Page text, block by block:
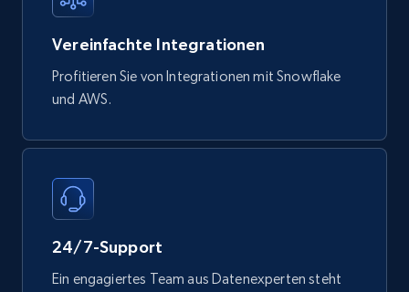
Mouser - Products
Product url, Category url, Mouser part num, Mfr
Manufacturer url, and more.
eCommerce
719+ 91+
Vereinfachte Integrationen
Profitieren Sie von Integrationen mit Snowflake
und AWS.
24/7-Support
Ein engagiertes Team aus Datenexperten steht